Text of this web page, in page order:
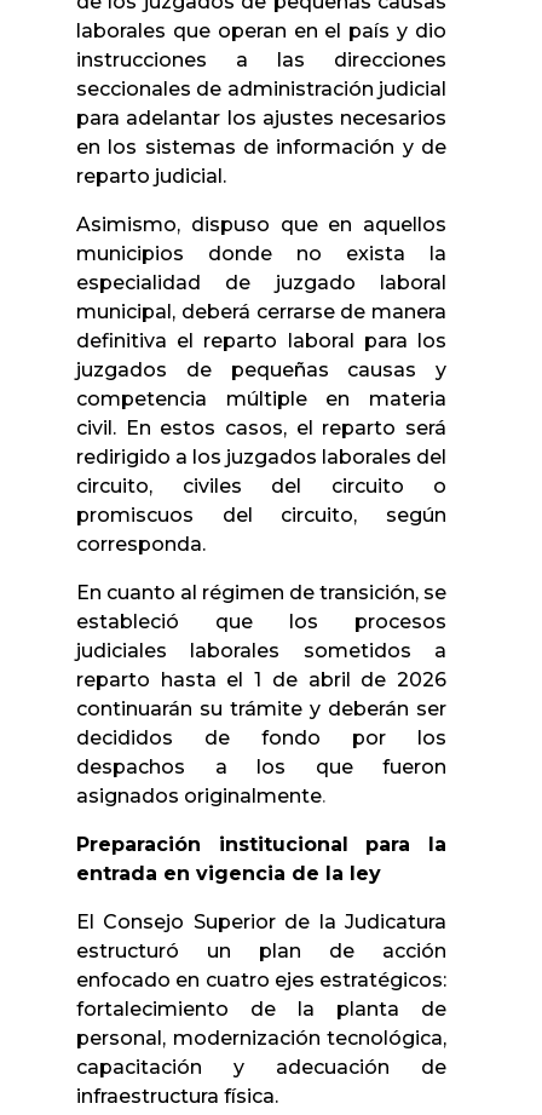
laborales que operan en el país y dio
instrucciones a las direcciones
seccionales de administración judicial
para adelantar los ajustes necesarios
en los sistemas de información y de
reparto judicial.
Asimismo, dispuso que en aquellos
municipios donde no exista la
especialidad de juzgado laboral
municipal, deberá cerrarse de manera
definitiva el reparto laboral para los
juzgados de pequeñas causas y
competencia múltiple en materia
civil. En estos casos, el reparto será
redirigido a los juzgados laborales del
circuito, civiles del circuito o
promiscuos del circuito, según
corresponda.
En cuanto al régimen de transición, se
estableció que los procesos
judiciales laborales sometidos a
reparto hasta el 1 de abril de 2026
continuarán su trámite y deberán ser
decididos de fondo por los
despachos a los que fueron
asignados originalmente.
Preparación institucional para la
entrada en vigencia de la ley
El Consejo Superior de la Judicatura
estructuró un plan de acción
enfocado en cuatro ejes estratégicos:
fortalecimiento de la planta de
personal, modernización tecnológica,
capacitación y adecuación de
infraestructura física.